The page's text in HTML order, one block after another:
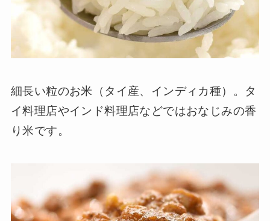
細長い粒のお米（タイ産、インディカ種）。タ
イ料理店やインド料理店などではおなじみの香
り米です。